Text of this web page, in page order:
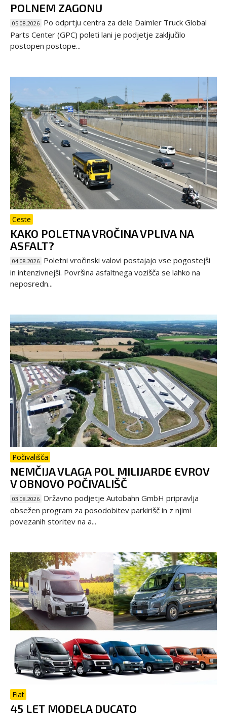
POLNEM ZAGONU
05.08.2026 Po odprtju centra za dele Daimler Truck Global
Parts Center (GPC) poleti lani je podjetje zaključilo
postopen postope...
Ceste
KAKO POLETNA VROČINA VPLIVA NA
ASFALT?
04.08.2026 Poletni vročinski valovi postajajo vse pogostejši
in intenzivnejši. Površina asfaltnega vozišča se lahko na
neposredn...
Počivališča
NEMČIJA VLAGA POL MILIJARDE EVROV
V OBNOVO POČIVALIŠČ
03.08.2026 Državno podjetje Autobahn GmbH pripravlja
obsežen program za posodobitev parkirišč in z njimi
povezanih storitev na a...
Fiat
45 LET MODELA DUCATO